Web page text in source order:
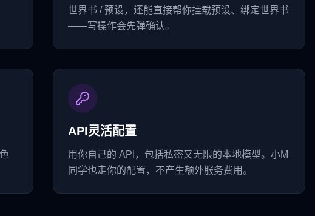
世界书 / 预设，还能直接帮你挂载预设、绑定世界书
——写操作会先弹确认。
API灵活配置
用你自己的 API，包括私密又无限的本地模型。小M
同学也走你的配置，不产生额外服务费用。